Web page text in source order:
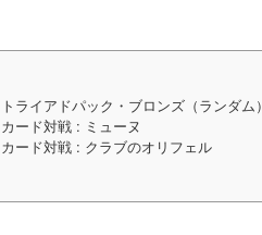
トライアドパック・ブロンズ（ランダム）
カード対戦 : ミューヌ
カード対戦 : クラブのオリフェル